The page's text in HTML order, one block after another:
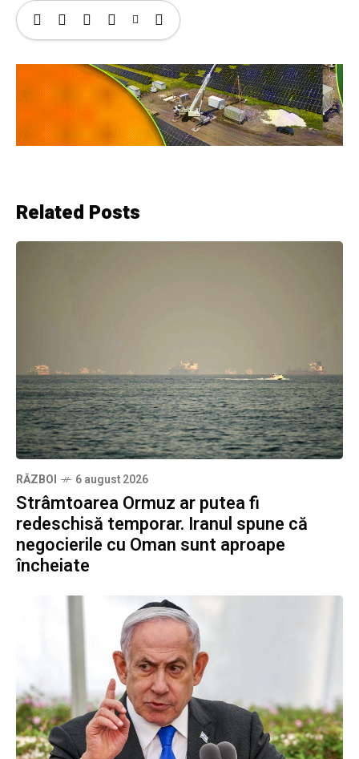
Related Posts
RĂZBOI 6 august 2026
Strâmtoarea Ormuz ar putea fi
redeschisă temporar. Iranul spune că
negocierile cu Oman sunt aproape
încheiate